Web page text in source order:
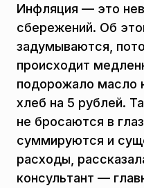
Инфляция — это
сбережений. Об
задумываются,
происходит
подорожало масло
хлеб на 5 рублей.
не бросаются в
суммируются и
расходы,
консультант —